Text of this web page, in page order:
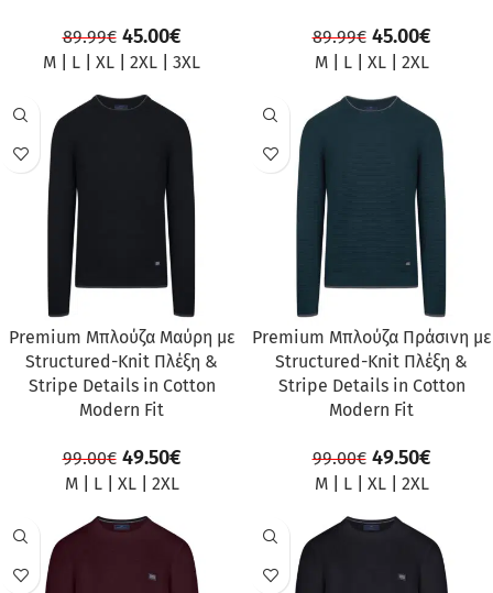
89.99€ 45.00€
M L XL 2XL 3XL
89.99€ 45.00€
M| L| XL| 2XL
ΠΡΟΣΦΟΡΆ
Premium Μπλούζα Μαύρη με
Structured-Knit Πλέξη &
Stripe Details in Cotton
Modern Fit
99.00€ 49.50€
M| L| XL| 2XL
ΠΡΟΣΦΟΡΆ
Premium Μπλούζα Πράσινη με
Structured-Knit Πλέξη &
Stripe Details in Cotton
Modern Fit
99.00€ 49.50€
M| L| XL| 2XL
ΠΡΟΣΦΟΡΆ ΠΡΟΣΦΟΡΆ